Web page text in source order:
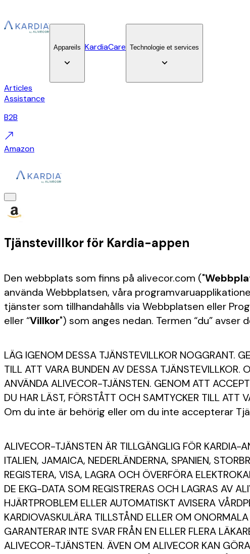
Appareils KardiaCare Technologie et services
Articles
Assistance
B2B
Amazon
Tjänstevillkor för Kardia-appen
Den webbplats som finns på alivecor.com ("
använda Webbplatsen, våra
tjänster som tillhandahålls via Webbplatsen eller
eller “Villkor") som anges nedan. Termen “du”
LÄG IGENOM DESSA TJÄNSTEVILLKOR NOGGRANT.
TILL ATT VARA BUNDEN AV DESSA TJÄNSTEVILLKOR.
ANVÄNDA ALIVECOR-TJÄNSTEN. GENOM ATT
DU HAR LÄST, FÖRSTÅTT OCH SAMTYCKER TILL ATT
Om du inte är behörig eller om du inte accepterar
ALIVECOR-TJÄNSTEN ÄR TILLGÄNGLIG FÖR KARDIA-
ITALIEN, JAMAICA, NEDERLÄNDERNA, SPANIEN,
REGISTERA, VISA, LAGRA OCH ÖVERFÖRA
DE EKG-DATA SOM REGISTRERAS OCH LAGRAS AV
HJÄRTPROBLEM ELLER AUTOMATISKT AVISERA
KARDIOVASKULÄRA TILLSTÅND ELLER OM
GARANTERAR INTE SVAR FRÅN EN ELLER FLERA
ALIVECOR-TJÄNSTEN. ÄVEN OM ALIVECOR KAN